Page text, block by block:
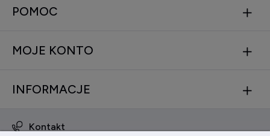
POMOC
MOJE KONTO
INFORMACJE
Kontakt